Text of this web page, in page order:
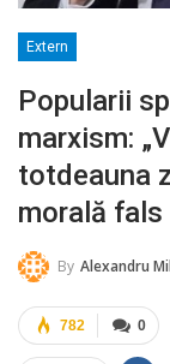
Extern
Popularii
marxism:
totdeauna
morală fals
By Alexandru
0
782